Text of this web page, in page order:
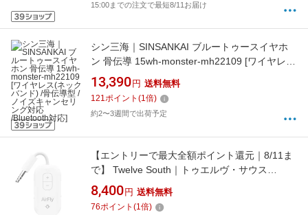
15:00までの注文で最短8/11お届け
シン三海｜SINSANKAI ブルートゥースイヤホ
ン 骨伝導 15wh-monster-mh22109 [ワイヤレス
(ネックバンド) /骨伝導型 /ノイズキャンセリン
グ対応 /Bluetooth対応]
13,390 円 送料無料
121ポイント (1倍)
約2〜3週間で出荷予定
【エントリーで最大全額ポイント還元｜8/11ま
で】 Twelve South｜トゥエルヴ・サウス
Bluetoothトランスミッター AirFly Pro 2 TWS-
OT-000040
8,400 円 送料無料
76ポイント (1倍)